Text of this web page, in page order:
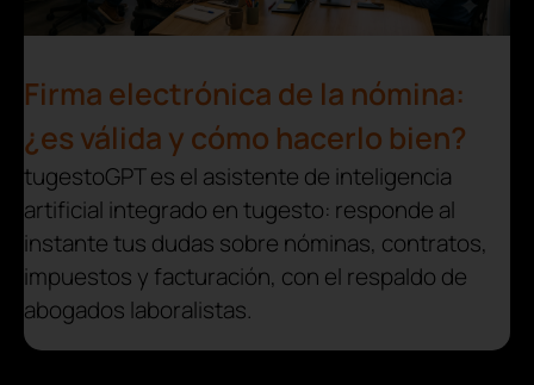
Firma electrónica de la nómina:
¿es válida y cómo hacerlo bien?
tugestoGPT es el asistente de inteligencia
artificial integrado en tugesto: responde al
instante tus dudas sobre nóminas, contratos,
impuestos y facturación, con el respaldo de
abogados laboralistas.